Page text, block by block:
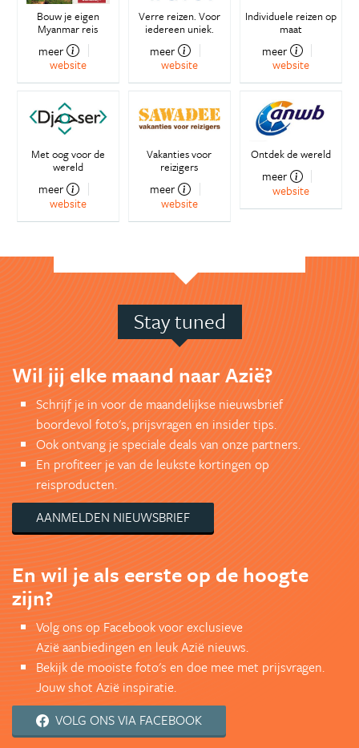
Bouw je eigen
Myanmar reis
meer
website
Verre reizen. Voor
iedereen uniek.
meer
website
Individuele reizen op
maat
meer
website
Met oog voor de
wereld
meer
website
Vakanties voor
reizigers
meer
website
Ontdek de wereld
meer
website
Stay tuned
Wil jij elke maand naar Azië?
Schrijf je in voor de maandelijkse nieuwsbrief
boordevol foto's, prijsvragen en insider tips.
Ook ontvang je speciale deals van onze partners.
En profiteer je van de leukste kortingen op
reisproducten.
AANMELDEN NIEUWSBRIEF
En wil je als eerste op de hoogte
zijn?
Volg ons op Facebook voor exclusieve
Azië aanbiedingen en leuk Azië nieuws.
Bekijk de mooiste foto's en doe mee met prijsvragen.
Jouw shot Azië inspiratie.
VOLG ONS VIA FACEBOOK